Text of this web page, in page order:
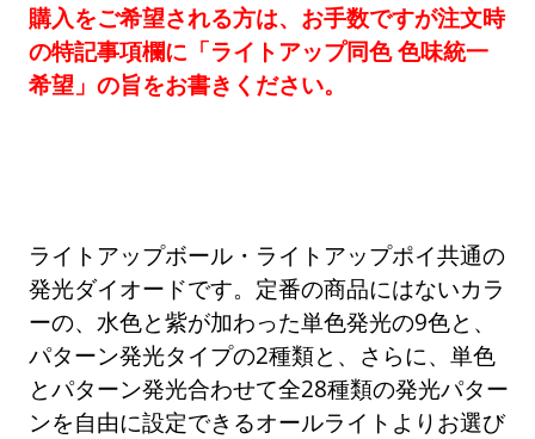
購入をご希望される方は、お手数ですが注文時
の特記事項欄に「ライトアップ同色 色味統一
希望」の旨をお書きください。
ライトアップボール・ライトアップポイ共通の
発光ダイオードです。定番の商品にはないカラ
ーの、水色と紫が加わった単色発光の9色と、
パターン発光タイプの2種類と、さらに、単色
とパターン発光合わせて全28種類の発光パター
ンを自由に設定できるオールライトよりお選び